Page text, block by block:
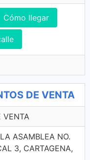
Cómo llegar
DE VENTA
VENTA
ASAMBLEA NO.
3, CARTAGENA,